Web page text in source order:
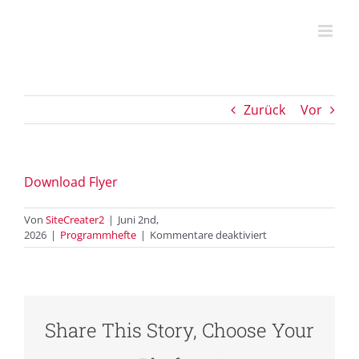
Zurück Vor
Download Flyer
Von SiteCreater2 | Juni 2nd,
2026 | Programmhefte | Kommentare deaktiviertfür
Mentale
offene
Workshops
Share This Story, Choose Your